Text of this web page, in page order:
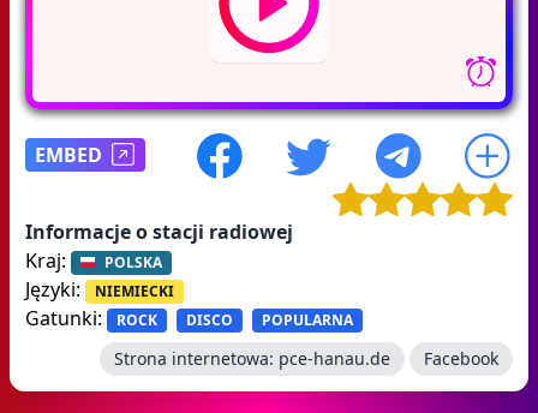
EMBED
Informacje o stacji radiowej
Kraj:
POLSKA
Języki: NIEMIECKI
Gatunki: ROCK DISCO POPULARNA
Strona internetowa: pce-hanau.de Facebook